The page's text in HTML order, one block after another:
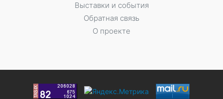
Выставки и события
Обратная связь
О проекте